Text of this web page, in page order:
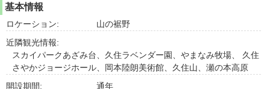
基本情報
ロケーション:
山の裾野
近隣観光情報:
スカイパークあざみ台、久住ラベンダー園、やまなみ牧場、 久住
さやかジョージホール、岡本陸朗美術館、久住山、瀬の本高原
開設期間:
通年